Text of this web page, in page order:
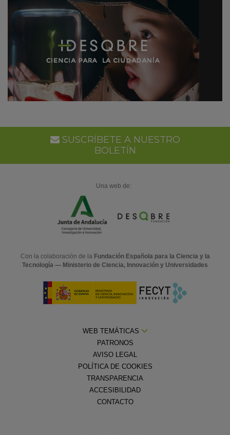
SUSCRÍBETE A NUESTRO
BOLETÍN
Una web de:
Con la colaboración de la Fundación Española para la Ciencia y la
Tecnología — Ministerio de Ciencia, Innovación y Universidades
WEB TEMÁTICAS
PATRONOS
AVISO LEGAL
POLÍTICA DE COOKIES
TRANSPARENCIA
ACCESIBILIDAD
CONTACTO